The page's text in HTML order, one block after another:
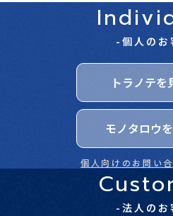
-個人のお
トラノテを
モノタロウ
個人向けのお問い
-法人のお